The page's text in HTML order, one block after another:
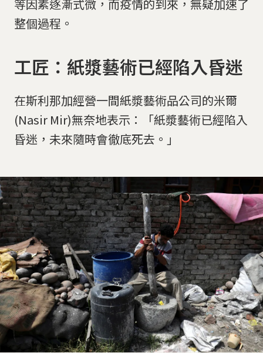
等因素逐漸式微，而疫情的到來，無疑加速了
整個過程。
工匠：紙漿藝術已經陷入昏迷
在斯利那加經營一間紙漿藝術品公司的米爾
(Nasir Mir)無奈地表示：「紙漿藝術已經陷入
昏迷，未來隨時會徹底死去。」